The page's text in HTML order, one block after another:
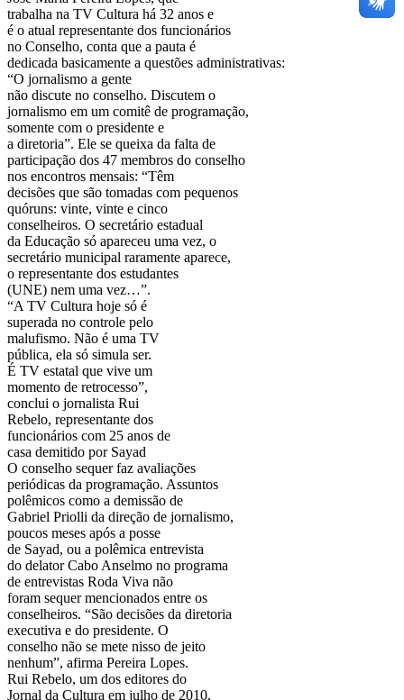
trabalha na TV Cultura há 32 anos e
é o atual representante dos funcionários
no Conselho, conta que a pauta é
dedicada basicamente a questões administrativas:
“O jornalismo a gente
não discute no conselho. Discutem o
jornalismo em um comitê de programação,
somente com o presidente e
a diretoria”. Ele se queixa da falta de
participação dos 47 membros do conselho
nos encontros mensais: “Têm
decisões que são tomadas com pequenos
quóruns: vinte, vinte e cinco
conselheiros. O secretário estadual
da Educação só apareceu uma vez, o
secretário municipal raramente aparece,
o representante dos estudantes
(UNE) nem uma vez…”.
“A TV Cultura hoje só é
superada no controle pelo
malufismo. Não é uma TV
pública, ela só simula ser.
É TV estatal que vive um
momento de retrocesso”,
conclui o jornalista Rui
Rebelo, representante dos
funcionários com 25 anos de
casa demitido por Sayad
O conselho sequer faz avaliações
periódicas da programação. Assuntos
polêmicos como a demissão de
Gabriel Priolli da direção de jornalismo,
poucos meses após a posse
de Sayad, ou a polêmica entrevista
do delator Cabo Anselmo no programa
de entrevistas Roda Viva não
foram sequer mencionados entre os
conselheiros. “São decisões da diretoria
executiva e do presidente. O
conselho não se mete nisso de jeito
nenhum”, afirma Pereira Lopes.
Rui Rebelo, um dos editores do
Jornal da Cultura em julho de 2010,